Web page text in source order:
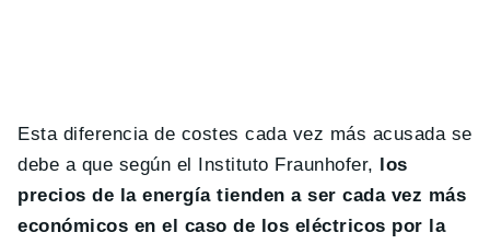
Esta diferencia de costes cada vez más acusada se
debe a que según el Instituto Fraunhofer, los
precios de la energía tienden a ser cada vez más
económicos en el caso de los eléctricos por la